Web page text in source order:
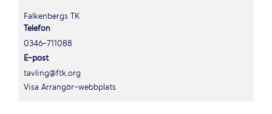
Falkenbergs TK
Telefon
0346-711088
E-post
tavling@ftk.org
Visa Arrangör-webbplats